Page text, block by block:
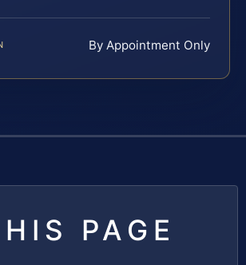
By Appointment Only
PAGE